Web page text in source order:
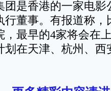
是香港的一家电影
行董事。有报道称
，最早的4家将会在
划在天津、杭州、